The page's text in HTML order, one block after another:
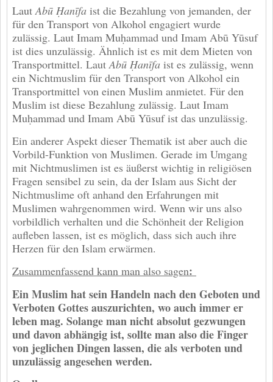
Laut Abū Ḥanīfa ist die Bezahlung von jemanden, der
für den Transport von Alkohol engagiert wurde
zulässig. Laut Imam Muḥammad und Imam Abū Yūsuf
ist dies unzulässig. Ähnlich ist es mit dem Mieten von
Transportmittel. Laut Abū Ḥanīfa ist es zulässig, wenn
ein Nichtmuslim für den Transport von Alkohol ein
Transportmittel von einen Muslim anmietet. Für den
Muslim ist diese Bezahlung zulässig. Laut Imam
Muḥammad und Imam Abū Yūsuf ist das unzulässig.
Ein anderer Aspekt dieser Thematik ist aber auch die
Vorbild-Funktion von Muslimen. Gerade im Umgang
mit Nichtmuslimen ist es äußerst wichtig in religiösen
Fragen sensibel zu sein, da der Islam aus Sicht der
Nichtmuslime oft anhand den Erfahrungen mit
Muslimen wahrgenommen wird. Wenn wir uns also
vorbildlich verhalten und die Schönheit der Religion
aufleben lassen, ist es möglich, dass sich auch ihre
Herzen für den Islam erwärmen.
Zusammenfassend kann man also sagen:
Ein Muslim hat sein Handeln nach den Geboten und
Verboten Gottes auszurichten, wo auch immer er
leben mag. Solange man nicht absolut gezwungen
und davon abhängig ist, sollte man also die Finger
von jeglichen Dingen lassen, die als verboten und
unzulässig angesehen werden.